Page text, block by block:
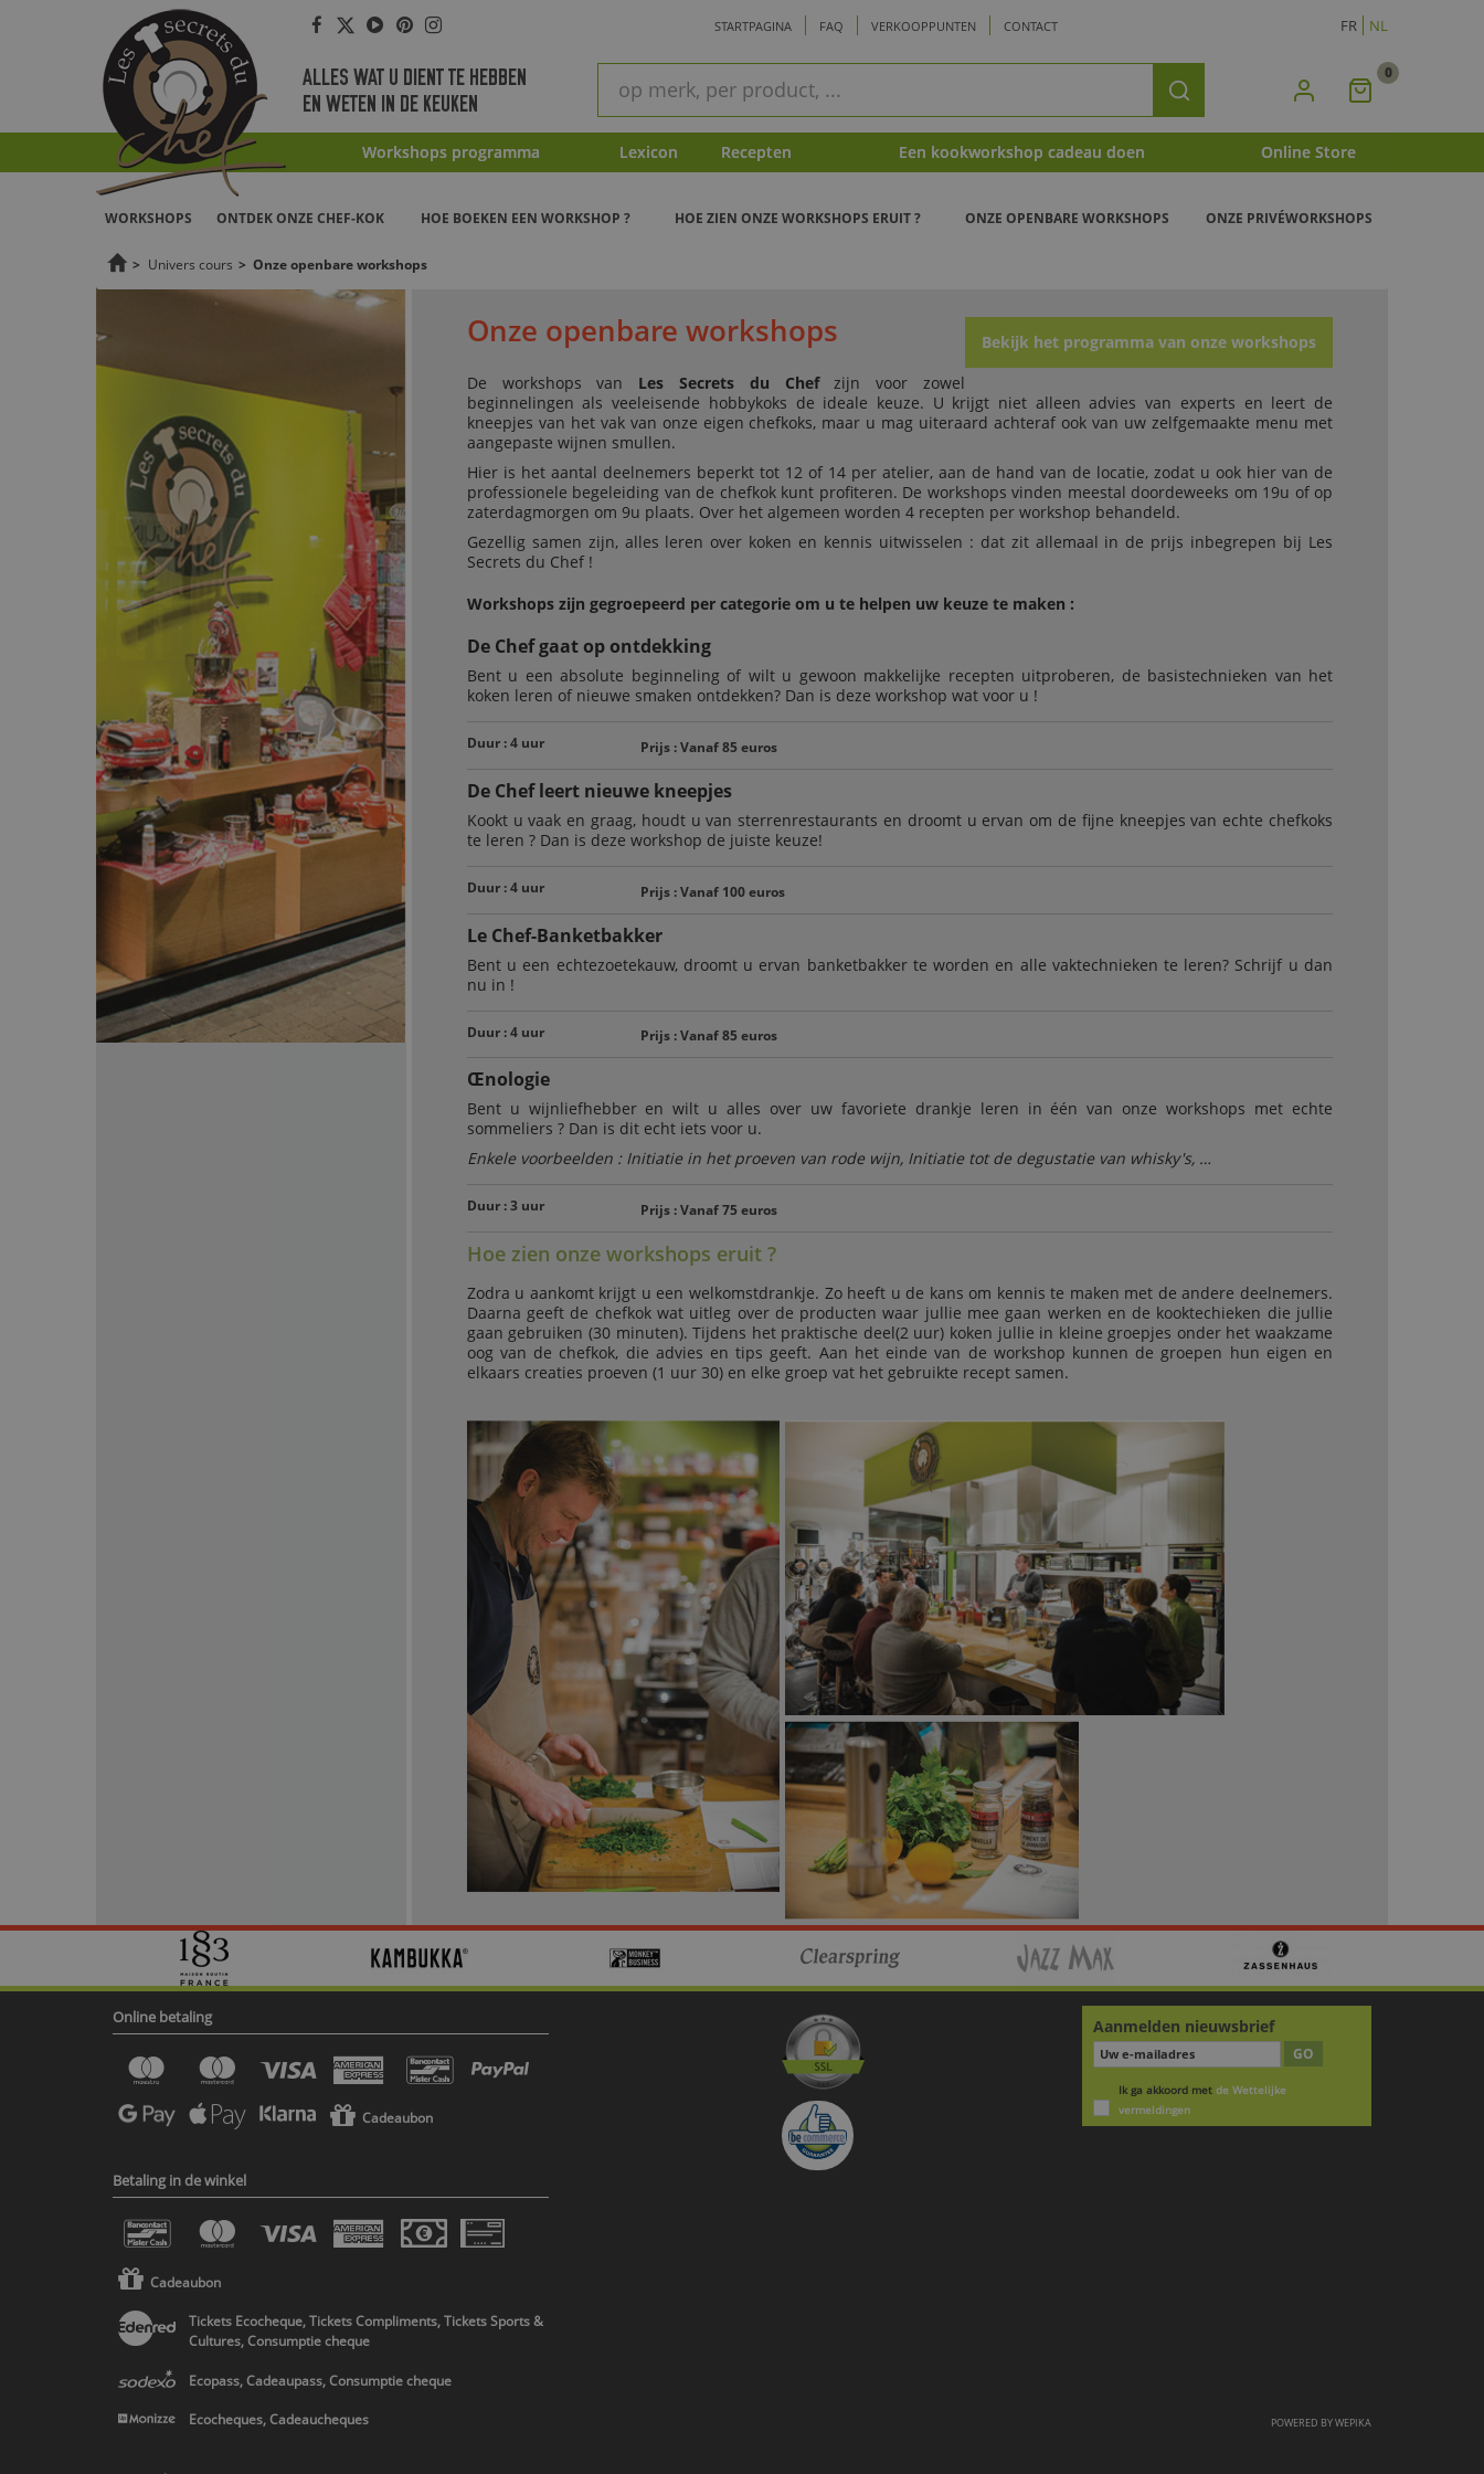
Facebook
Twitter
Youtube
Pinterest
Instagram STARTPAGINA FAQ VERKOOPPUNTEN CONTACT FR NL
ALLES WAT U DIENT TE HEBBEN
EN WETEN IN DE KEUKEN
zoeken
Zoeken Mijn
0
Workshops programma Lexicon Recepten Een kookworkshop cadeau doen Online Store
WORKSHOPS ONTDEK ONZE CHEF-KOK HOE BOEKEN EEN WORKSHOP ? HOE ZIEN ONZE WORKSHOPS ERUIT ? ONZE OPENBARE WORKSHOPS ONZE PRIVÉWORKSHOPS
> Univers cours > Onze openbare workshops
Onze openbare workshops
Bekijk het programma van onze workshops
De workshops van Les Secrets du Chefzijn voor zowel
beginnelingen als veeleisende hobbykoks de ideale keuze. U krijgt niet alleen advies van experts en leert de
kneepjes van het vak van onze eigen chefkoks, maar u mag uiteraard achteraf ook van uw zelfgemaakte menu met
aangepaste wijnen smullen.
Hier is het aantal deelnemers beperkt tot 12 of 14 per atelier, aan de hand van de locatie, zodat u ook hier van de
professionele begeleiding van de chefkok kunt profiteren. De workshops vinden meestal doordeweeks om 19u of op
zaterdagmorgen om 9u plaats. Over het algemeen worden 4 recepten per workshop behandeld.
Gezellig samen zijn, alles leren over koken en kennis uitwisselen : dat zit allemaal in de prijs inbegrepen bij Les
Secrets du Chef !
Workshops zijn gegroepeerd per categorie om u te helpen uw keuze te maken :
De Chef gaat op ontdekking
Bent u een absolute beginneling of wilt u gewoon makkelijke recepten uitproberen, de basistechnieken van het
koken leren of nieuwe smaken ontdekken? Dan is deze workshop wat voor u !
Duur : 4 uur Prijs : Vanaf 85 euros
De Chef leert nieuwe kneepjes
Kookt u vaak en graag, houdt u van sterrenrestaurants en droomt u ervan om de fijne kneepjes van echte chefkoks
te leren ? Dan is deze workshop de juiste keuze!
Duur : 4 uur Prijs : Vanaf 100 euros
Le Chef-Banketbakker
Bent u een echtezoetekauw, droomt u ervan banketbakker te worden en alle vaktechnieken te leren? Schrijf u dan
nu in !
Duur : 4 uur Prijs : Vanaf 85 euros
Œnologie
Bent u wijnliefhebber en wilt u alles over uw favoriete drankje leren in één van onze workshops met echte
sommeliers ? Dan is dit echt iets voor u.
Enkele voorbeelden : Initiatie in het proeven van rode wijn, Initiatie tot de degustatie van whisky's, …
Duur : 3 uur Prijs : Vanaf 75 euros
Hoe zien onze workshops eruit ?
Zodra u aankomt krijgt u een welkomstdrankje. Zo heeft u de kans om kennis te maken met de andere deelnemers.
Daarna geeft de chefkok wat uitleg over de producten waar jullie mee gaan werken en de kooktechieken die jullie
gaan gebruiken (30 minuten). Tijdens het praktische deel(2 uur) koken jullie in kleine groepjes onder het waakzame
oog van de chefkok, die advies en tips geeft. Aan het einde van de workshop kunnen de groepen hun eigen en
elkaars creaties proeven (1 uur 30) en elke groep vat het gebruikte recept samen.
Online betaling
Cadeaubon
Betaling in de winkel
Cadeaubon
Tickets Ecocheque, Tickets Compliments, Tickets Sports &
Cultures, Consumptie cheque
Ecopass, Cadeaupass, Consumptie cheque
Ecocheques, Cadeaucheques
Aanmelden nieuwsbrief
GO
Ik ga akkoord met de Wettelijke
vermeldingen
POWERED BYWEPIKA